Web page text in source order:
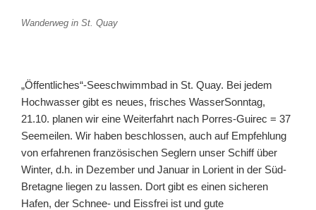
Wanderweg in St. Quay
„Öffentliches“-Seeschwimmbad in St. Quay. Bei jedem
Hochwasser gibt es neues, frisches WasserSonntag,
21.10. planen wir eine Weiterfahrt nach Porres-Guirec = 37
Seemeilen. Wir haben beschlossen, auch auf Empfehlung
von erfahrenen französischen Seglern unser Schiff über
Winter, d.h. in Dezember und Januar in Lorient in der Süd-
Bretagne liegen zu lassen. Dort gibt es einen sicheren
Hafen, der Schnee- und Eissfrei ist und gute